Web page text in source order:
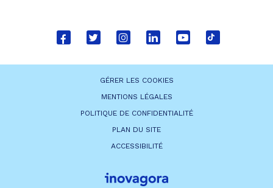
Lien
Facebook
Lien
Twitter
Lien
Instagram
Lien
Linkedin
Lien
Lien
GÉRER LES COOKIES
MENTIONS LÉGALES
POLITIQUE DE CONFIDENTIALITÉ
PLAN DU SITE
ACCESSIBILITÉ